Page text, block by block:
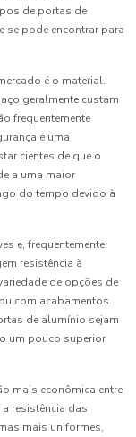
de portas de
se pode encontrar para
é o material.
geralmente custam
frequentemente
é uma
cientes de que o
a uma maior
do tempo devido à
e, frequentemente,
resistência à
de opções de
com acabamentos
de alumínio sejam
um pouco superior
mais econômica entre
resistência das
mais uniformes,